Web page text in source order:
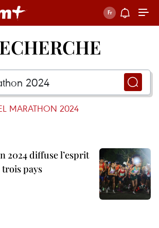
MARATHON 2024
2024 diffuse l’esprit
pays